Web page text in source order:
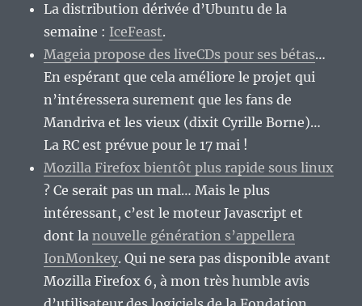
La distribution dérivée d’Ubuntu de la
semaine : IceFeast.
Mageia propose des liveCDs pour ses bétas…
En espérant que cela améliore le projet qui
n’intéressera surement que les fans de
Mandriva et les vieux (dixit Cyrille Borne)…
La RC est prévue pour le 17 mai !
Mozilla Firefox bientôt plus rapide sous linux
? Ce serait pas un mal… Mais le plus
intéressant, c’est le moteur Javascript et
dont lanouvelle génération s’appellera
IonMonkey. Qui ne sera pas disponible avant
Mozilla Firefox 6, à mon très humble avis